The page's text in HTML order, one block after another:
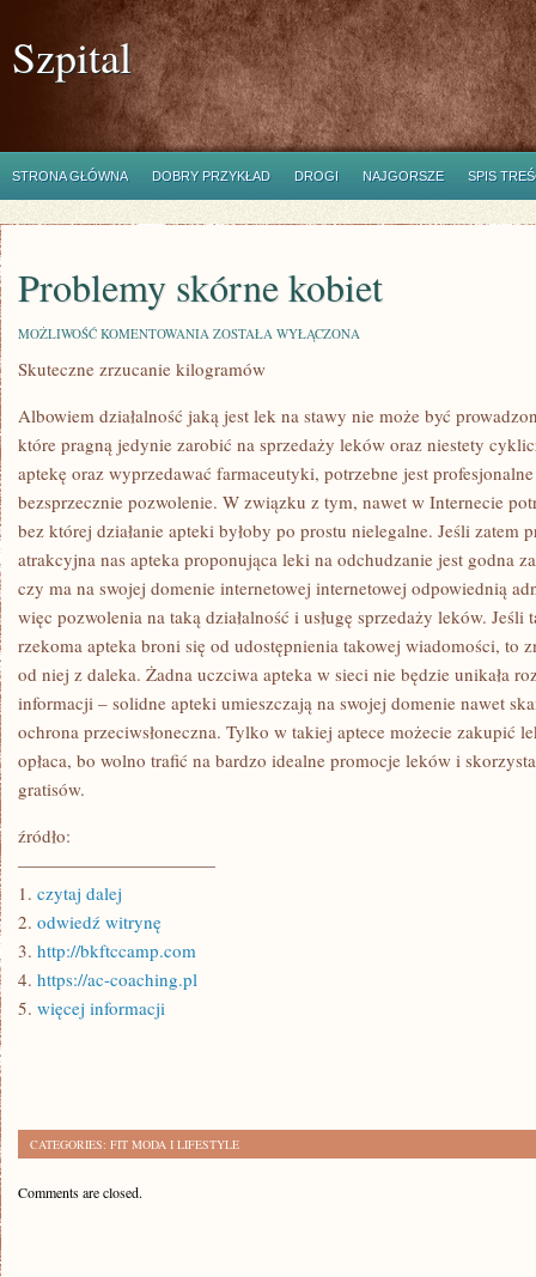
Szpital
STRONA GŁÓWNA DOBRY PRZYKŁAD DROGI NAJGORSZE SPIS
Problemy skórne kobiet
MOŻLIWOŚĆ KOMENTOWANIA PROBLEMY
KOBIET
ZOSTAŁA WYŁĄCZONA
Skuteczne zrzucanie kilogramów
Albowiem działalność jaką jest lek na stawy nie może być
które pragną jedynie zarobić na sprzedaży leków oraz niestety
aptekę oraz wyprzedawać farmaceutyki, potrzebne jest
bezsprzecznie pozwolenie. W związku z tym, nawet w Internecie
bez której działanie apteki byłoby po prostu nielegalne. Jeśli zatem
atrakcyjna nas apteka proponująca leki na odchudzanie jest godna
czy ma na swojej domenie internetowej internetowej odpowiednią
więc pozwolenia na taką działalność i usługę sprzedaży leków.
rzekoma apteka broni się od udostępnienia takowej wiadomości, to
od niej z daleka. Żadna uczciwa apteka w sieci nie będzie unikała
informacji – solidne apteki umieszczają na swojej domenie nawet
ochrona przeciwsłoneczna. Tylko w takiej aptece możecie zakupić
opłaca, bo wolno trafić na bardzo idealne promocje leków i
gratisów.
źródło:
———————————
1. czytaj dalej
2. odwiedź witrynę
3. http://bkftccamp.com
4. https://ac-coaching.pl
5. więcej informacji
CATEGORIES: FIT MODA I LIFESTYLE
Comments are closed.